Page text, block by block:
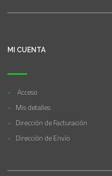
MI CUENTA
Acceso
Mis detalles
Dirección de Facturación
Dirección de Envío